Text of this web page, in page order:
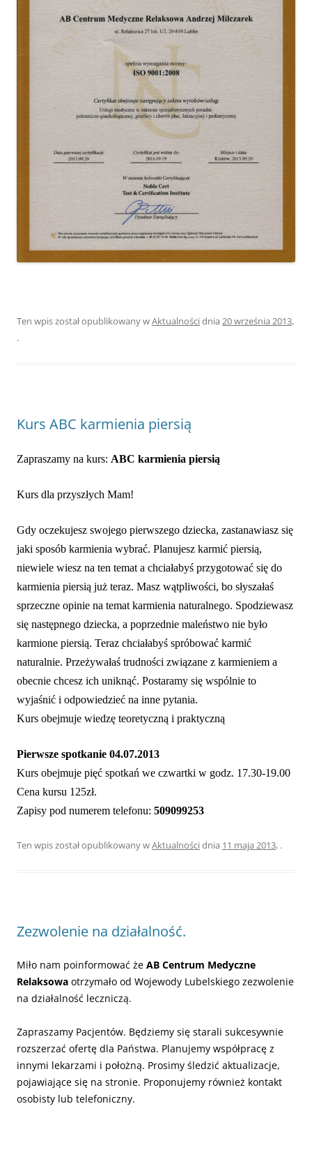
Ten wpis został opublikowany wAktualnościdnia 20 września 2013,
.
Kurs ABC karmienia piersią
Zapraszamy na kurs: ABC karmienia piersią
Kurs dla przyszłych Mam!
Gdy oczekujesz swojego pierwszego dziecka, zastanawiasz się
jaki sposób karmienia wybrać. Planujesz karmić piersią,
niewiele wiesz na ten temat a chciałabyś przygotować się do
karmienia piersią już teraz. Masz wątpliwości, bo słyszałaś
sprzeczne opinie na temat karmienia naturalnego. Spodziewasz
się następnego dziecka, a poprzednie maleństwo nie było
karmione piersią. Teraz chciałabyś spróbować karmić
naturalnie. Przeżywałaś trudności związane z karmieniem a
obecnie chcesz ich uniknąć. Postaramy się wspólnie to
wyjaśnić i odpowiedzieć na inne pytania.
Kurs obejmuje wiedzę teoretyczną i praktyczną
Pierwsze spotkanie 04.07.2013
Kurs obejmuje pięć spotkań we czwartki w godz. 17.30-19.00
Cena kursu 125zł.
Zapisy pod numerem telefonu: 509099253
Ten wpis został opublikowany wAktualnościdnia 11 maja 2013, .
Zezwolenie na działalność.
Miło nam poinformować że AB Centrum Medyczne
Relaksowa otrzymało od Wojewody Lubelskiego zezwolenie
na działalność leczniczą.
Zapraszamy Pacjentów. Będziemy się starali sukcesywnie
rozszerzać ofertę dla Państwa. Planujemy współpracę z
innymi lekarzami i położną. Prosimy śledzić aktualizacje,
pojawiające się na stronie. Proponujemy również kontakt
osobisty lub telefoniczny.